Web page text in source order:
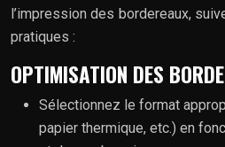
l’impression des bordereaux,
pratiques :
OPTIMISATION DES
Sélectionnez le format
papier thermique, etc.) en